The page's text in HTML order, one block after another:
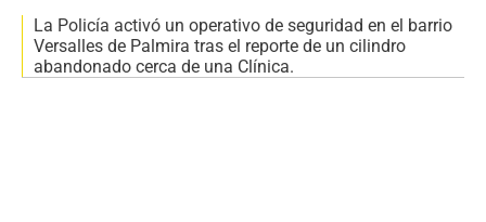
La Policía activó un operativo de seguridad en el barrio
Versalles de Palmira tras el reporte de un cilindro
abandonado cerca de una Clínica.